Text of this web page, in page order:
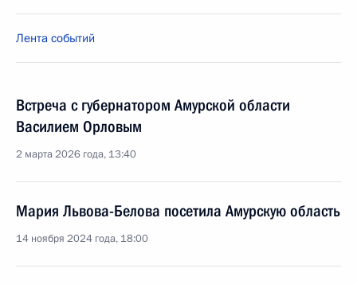
Лента событий
Встреча с губернатором Амурской области
Василием Орловым
2 марта 2026 года, 13:40
Мария Львова-Белова посетила Амурскую область
14 ноября 2024 года, 18:00